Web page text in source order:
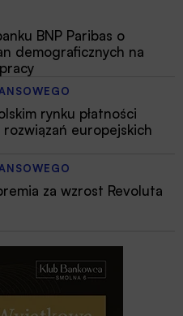
BNP Paribas o
demograficznych na
rynku płatności
europejskich
za wzrost Revoluta